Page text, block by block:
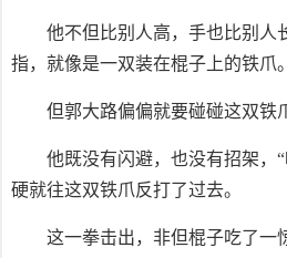
他不但比别人高，手也比别人
指，就像是一双装在棍子上的铁爪。
但郭大路偏偏就要碰碰这双铁
他既没有闪避，也没有招架，
硬就往这双铁爪反打了过去。
这一拳击出，非但棍子吃了一